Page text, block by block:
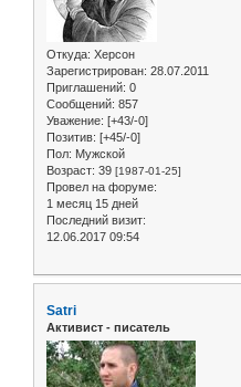
Откуда: Херсон
Зарегистрирован: 28.07.2011
Приглашений: 0
Сообщений: 857
Уважение: [+43/-0]
Позитив: [+45/-0]
Пол: Мужской
Возраст: 39 [1987-01-25]
Провел на форуме:
1 месяц 15 дней
Последний визит:
12.06.2017 09:54
Satri
Активист - писатель